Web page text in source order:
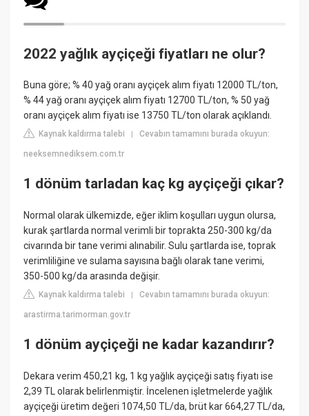
2022 yağlık ayçiçeği fiyatları ne olur?
Buna göre; % 40 yağ oranı ayçiçek alım fiyatı 12000 TL/ton,
% 44 yağ oranı ayçiçek alım fiyatı 12700 TL/ton, % 50 yağ
oranı ayçiçek alım fiyatı ise 13750 TL/ton olarak açıklandı.
Kaynak kaldırma talebi |Cevabın tamamını burada okuyun:
neeksemnediksem.com.tr
1 dönüm tarladan kaç kg ayçiçeği çıkar?
Normal olarak ülkemizde, eğer iklim koşulları uygun olursa,
kurak şartlarda normal verimli bir toprakta 250-300 kg/da
civarında bir tane verimi alınabilir. Sulu şartlarda ise, toprak
verimliliğine ve sulama sayısına bağlı olarak tane verimi,
350-500 kg/da arasında değişir.
Kaynak kaldırma talebi |Cevabın tamamını burada okuyun:
arastirma.tarimorman.gov.tr
1 dönüm ayçiçeği ne kadar kazandırır?
Dekara verim 450,21 kg, 1 kg yağlık ayçiçeği satış fiyatı ise
2,39 TL olarak belirlenmiştir. İncelenen işletmelerde yağlık
ayçiçeği üretim değeri 1074,50 TL/da, brüt kar 664,27 TL/da,